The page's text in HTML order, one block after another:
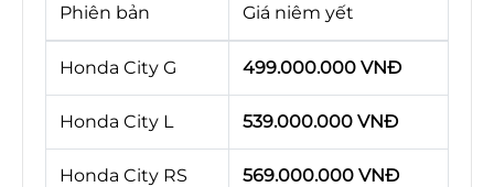
Phiên bản Giá niêm yết
Honda City G 499.000.000 VNĐ
Honda City L 539.000.000 VNĐ
Honda City RS 569.000.000 VNĐ